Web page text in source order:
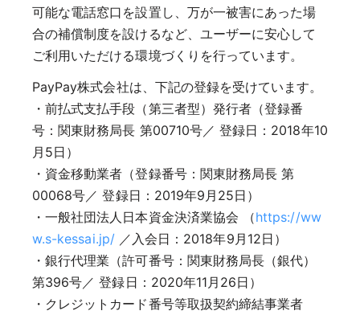
可能な電話窓口を設置し、万が一被害にあった場
合の補償制度を設けるなど、ユーザーに安心して
ご利用いただける環境づくりを行っています。
PayPay株式会社は、下記の登録を受けています。
・前払式支払手段（第三者型）発行者（登録番
号：関東財務局長 第00710号／ 登録日：2018年10
月5日）
・資金移動業者（登録番号：関東財務局長 第
00068号／ 登録日：2019年9月25日）
・一般社団法人日本資金決済業協会 （https://ww
w.s-kessai.jp/／入会日：2018年9月12日）
・銀行代理業（許可番号：関東財務局長（銀代）
第396号／ 登録日：2020年11月26日）
・クレジットカード番号等取扱契約締結事業者